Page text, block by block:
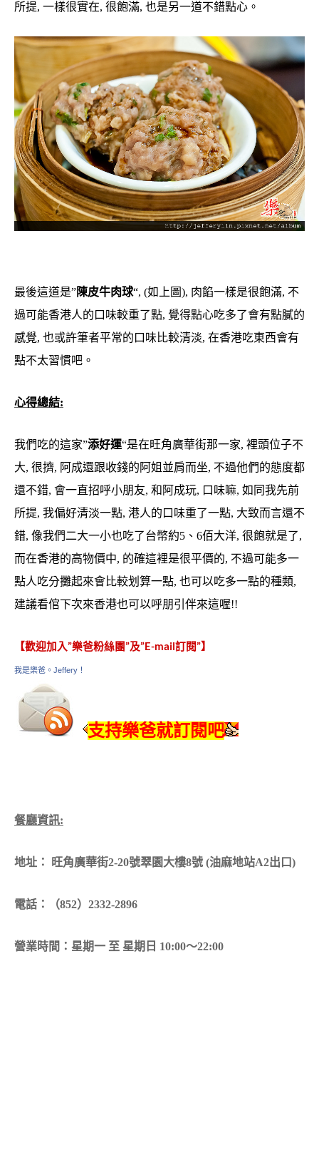
所提, 一樣很實在, 很飽滿, 也是另一道不錯點心。
最後這道是”陳皮牛肉球“, (如上圖), 肉餡一樣是很飽滿, 不
過可能香港人的口味較重了點, 覺得點心吃多了會有點膩的
感覺, 也或許筆者平常的口味比較清淡, 在香港吃東西會有
點不太習慣吧。
心得總結:
我們吃的這家”添好運“是在旺角廣華街那一家, 裡頭位子不
大, 很擠, 阿成還跟收錢的阿姐並肩而坐, 不過他們的態度都
還不錯, 會一直招呼小朋友, 和阿成玩, 口味嘛, 如同我先前
所提, 我偏好清淡一點, 港人的口味重了一點, 大致而言還不
錯, 像我們二大一小也吃了台幣約5、6佰大洋, 很飽就是了,
而在香港的高物價中, 的確這裡是很平價的, 不過可能多一
點人吃分攤起來會比較划算一點, 也可以吃多一點的種類,
建議看倌下次來香港也可以呼朋引伴來這喔!!
【歡迎加入”樂爸粉絲團”及”E-mail訂閱”】
我是樂爸。Jeffery！
支持樂爸就訂閱吧
餐廳資訊:
地址： 旺角廣華街2-20號翠園大樓8號 (油麻地站A2出口)
電話：（852）2332-2896
營業時間：星期一 至 星期日 10:00～22:00